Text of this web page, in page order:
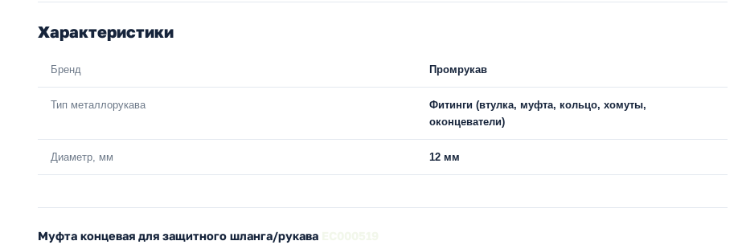
Характеристики
Бренд Промрукав
Тип металлорукава
Фитинги (втулка, муфта, кольцо, хомуты,
оконцеватели)
Диаметр, мм 12 мм
Муфта концевая для защитного шланга/рукава